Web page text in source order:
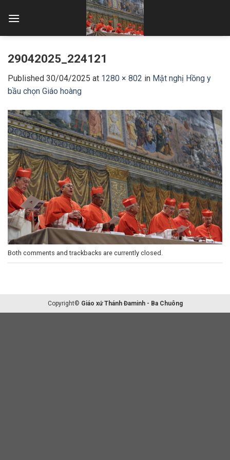
29042025_224121
Published 30/04/2025 at 1280 × 802 in Mật nghị Hồng y
bầu chọn Giáo hoàng
Both comments and trackbacks are currently closed.
Copyright© Giáo xứ Thánh Đaminh - Ba Chuông